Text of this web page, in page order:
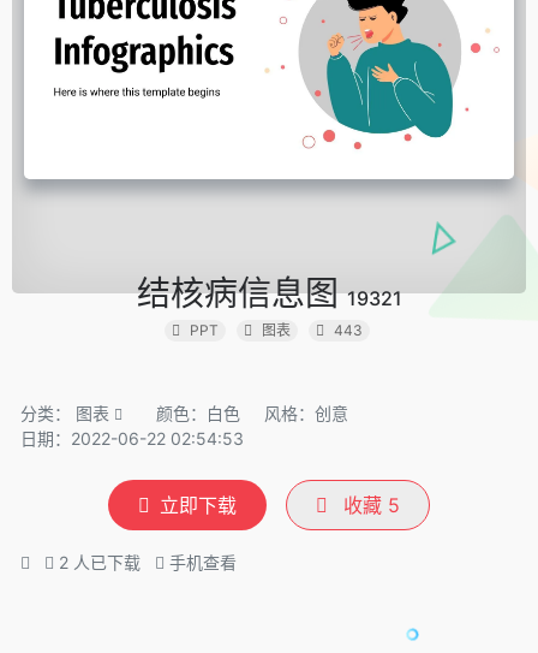
结核病信息图19321
PPT 图表 443
分类： 图表 颜色：白色
风格：创意
日期：2022-06-22 02:54:53
立即下载 收藏 5
2 人已下载 手机查看